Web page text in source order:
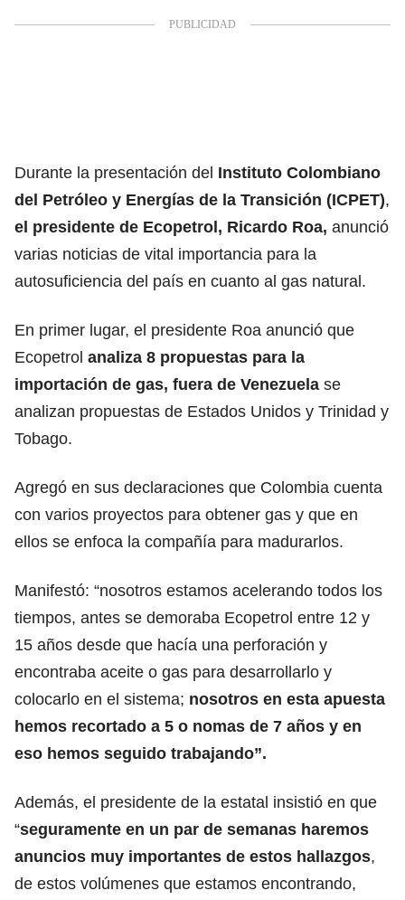
Durante la presentación del Instituto Colombiano
del Petróleo y Energías de la Transición (ICPET),
el presidente de Ecopetrol, Ricardo Roa, anunció
varias noticias de vital importancia para la
autosuficiencia del país en cuanto al gas natural.
En primer lugar, el presidente Roa anunció que
Ecopetrol analiza 8 propuestas para la
importación de gas, fuera de Venezuela se
analizan propuestas de Estados Unidos y Trinidad y
Tobago.
Agregó en sus declaraciones que Colombia cuenta
con varios proyectos para obtener gas y que en
ellos se enfoca la compañía para madurarlos.
Manifestó: “nosotros estamos acelerando todos los
tiempos, antes se demoraba Ecopetrol entre 12 y
15 años desde que hacía una perforación y
encontraba aceite o gas para desarrollarlo y
colocarlo en el sistema; nosotros en esta apuesta
hemos recortado a 5 o nomas de 7 años y en
eso hemos seguido trabajando”.
Además, el presidente de la estatal insistió en que
“seguramente en un par de semanas haremos
anuncios muy importantes de estos hallazgos,
de estos volúmenes que estamos encontrando,